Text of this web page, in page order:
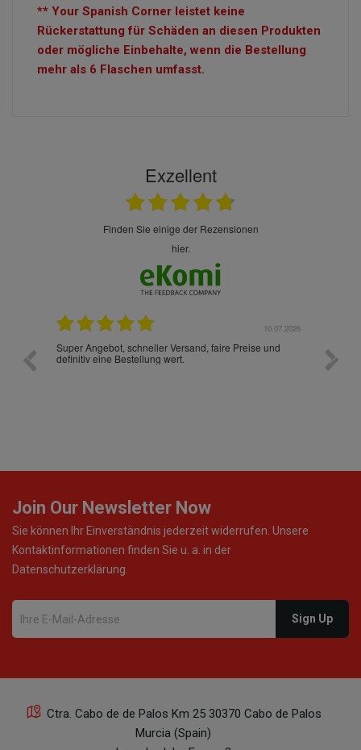
** Your Spanish Corner leistet keine
Rückerstattung für Schäden an diesen Produkten
oder mögliche Einbehalte, wenn die Bestellung
mehr als 6 Flaschen umfasst.
Exzellent
finden Sie einige der Rezensionen
hier.
28.05.2026
Ich habe zum ersten Mal aus Deutschland bestellt und
muss sagen, dass die gesamte Abwicklung, die
Join Our Newsletter Now
Sie können Ihr Einverständnis jederzeit widerrufen. Unsere
Kontaktinformationen finden Sie u. a. in der
Datenschutzerklärung.
Ctra. Cabo de de Palos Km 25 30370 Cabo de Palos
Murcia (Spain)